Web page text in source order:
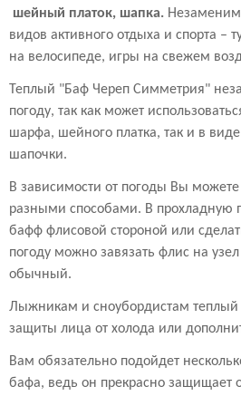
шейный платок, шапка.
видов активного отдыха и спорта –
на велосипеде, игры на свежем
Теплый "Баф Череп Симметрия"
погоду, так как может
шарфа, шейного платка, так и в
шапочки.
В зависимости от погоды Вы
разными способами. В прохладную
бафф флисовой стороной или
погоду можно завязать флис на
обычный.
Лыжникам и сноубордистам теплый
защиты лица от холода или
Вам обязательно подойдет
бафа, ведь он прекрасно защищает